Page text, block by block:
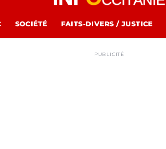
SOCIÉTÉ FAITS-DIVERS / JUSTICE
PUBLICITÉ